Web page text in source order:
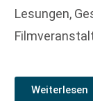
Lesungen,
Weiterlesen